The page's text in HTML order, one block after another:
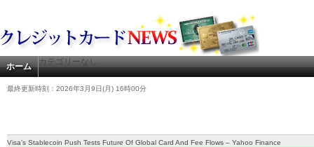
ホーム カテゴリーなし
最終更新時刻：2026年3月9日(月) 16時00分
Visa’s Stablecoin Push Tests Future Of Global Card And Fee Flows – Yahoo Finance